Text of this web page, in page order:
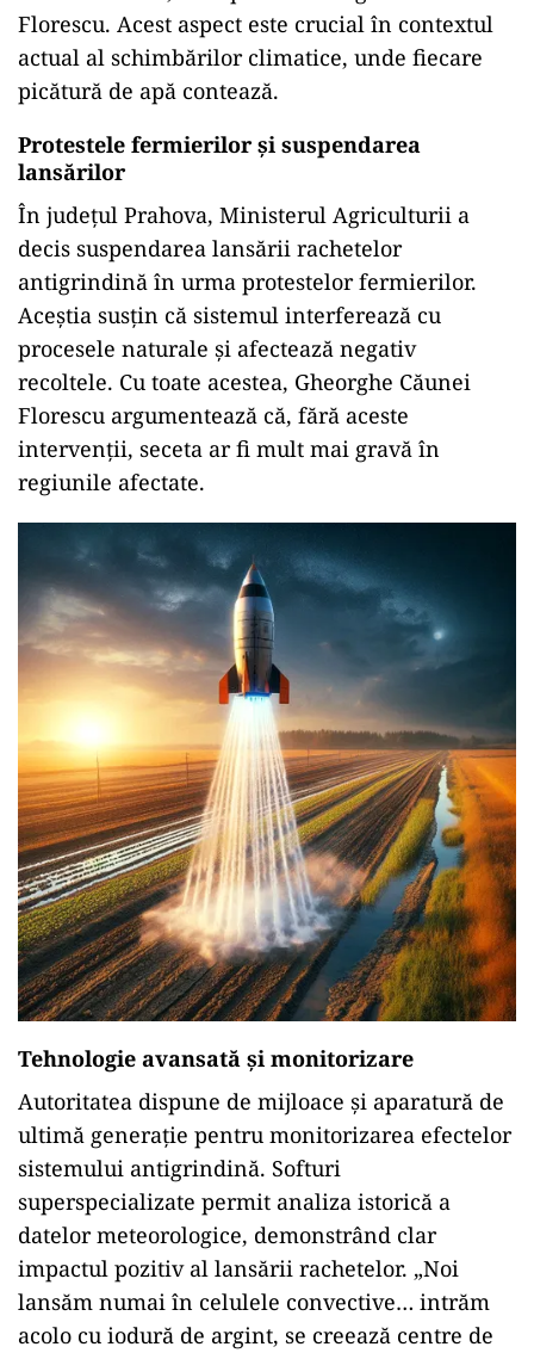
Florescu. Acest aspect este crucial în contextul
actual al schimbărilor climatice, unde fiecare
picătură de apă contează.
Protestele fermierilor și suspendarea
lansărilor
În județul Prahova, Ministerul Agriculturii a
decis suspendarea lansării rachetelor
antigrindină în urma protestelor fermierilor.
Aceștia susțin că sistemul interferează cu
procesele naturale și afectează negativ
recoltele. Cu toate acestea, Gheorghe Căunei
Florescu argumentează că, fără aceste
intervenții, seceta ar fi mult mai gravă în
regiunile afectate.
Tehnologie avansată și monitorizare
Autoritatea dispune de mijloace și aparatură de
ultimă generație pentru monitorizarea efectelor
sistemului antigrindină. Softuri
superspecializate permit analiza istorică a
datelor meteorologice, demonstrând clar
impactul pozitiv al lansării rachetelor. „Noi
lansăm numai în celulele convective… intrăm
acolo cu iodură de argint, se creează centre de